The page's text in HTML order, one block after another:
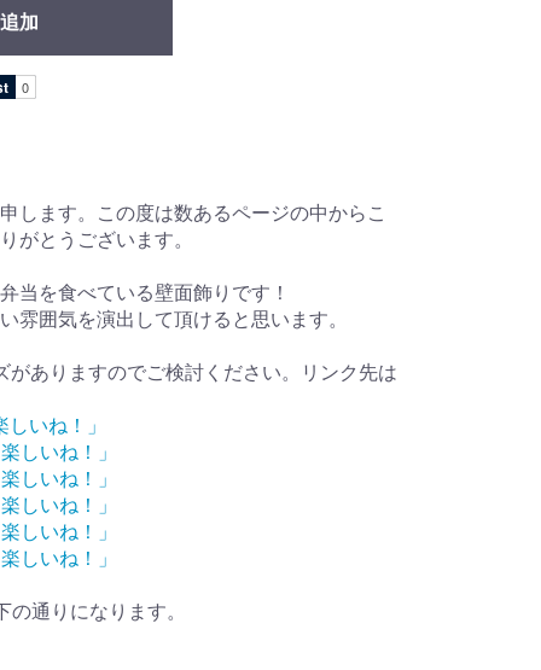
加
します。この度は数あるページの中からこ
がとうございます。
当を食べている壁面飾りです！
雰囲気を演出して頂けると思います。
がありますのでご検討ください。リンク先は
いね！」
しいね！」
しいね！」
しいね！」
しいね！」
しいね！」
通りになります。